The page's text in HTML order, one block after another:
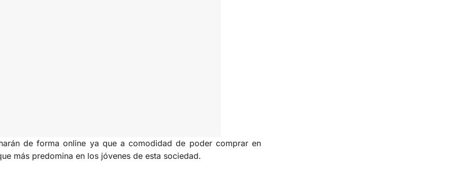
de forma online ya que a comodidad de poder comprar en
más predomina en los jóvenes de esta sociedad.